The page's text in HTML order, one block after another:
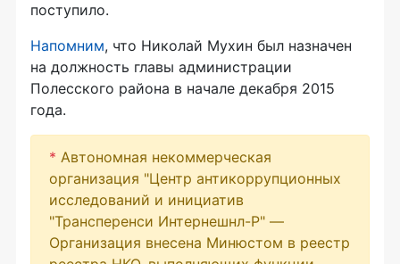
поступило.
Напомним, что Николай Мухин был назначен
на должность главы администрации
Полесского района в начале декабря 2015
года.
* Автономная некоммерческая
организация "Центр антикоррупционных
исследований и инициатив
"Трансперенси Интернешнл-Р" —
Организация внесена Минюстом в реестр